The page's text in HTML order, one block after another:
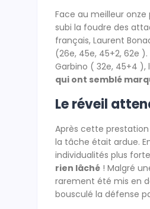
Face au meilleur onze
subi la foudre des
français, Laurent
(26e, 45e, 45+2, 62e
Garbino ( 32e, 45+4 ),
qui ont semblé
Le réveil
Après cette prestation
la tâche était ardue.
individualités plus
rien lâché ! Malgré
rarement été mis en
bousculé la défense